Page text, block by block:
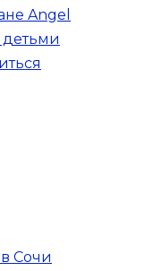
Angel
Сочи